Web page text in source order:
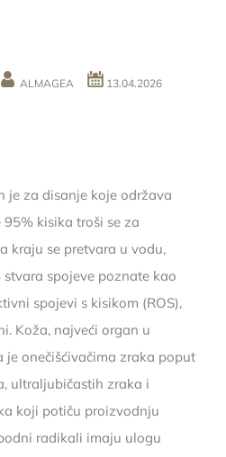
ALMAGEA 13.04.2026
je za disanje koje održava
kisika troši se za
kraju se pretvara u vodu,
spojeve poznate kao
spojevi s kisikom (ROS),
Koža, najveći organ u
je onečišćivačima zraka poput
ultraljubičastih zraka i
koji potiču proizvodnju
radikali imaju ulogu